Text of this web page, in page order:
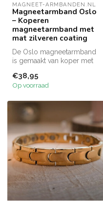
MAGNEET-ARMBANDEN.NL
Magneetarmband Oslo
– Koperen
magneetarmband met
mat zilveren coating
De Oslo magneetarmband
is gemaakt van koper met
en ee...
€38,95
Op voorraad